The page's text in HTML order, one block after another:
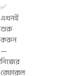
✅
এখনই
শুরু
করুন
—
নিজের
রেফারাল